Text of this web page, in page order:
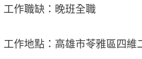
工作職缺：晚班全職
工作地點：高雄市苓雅區四維